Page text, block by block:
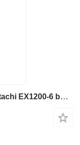
Hitachi 4477283 Zahnradpumpe, Hitachi EX1200-6 bomba de engranajes para Hitachi EX1200-6 excavadora